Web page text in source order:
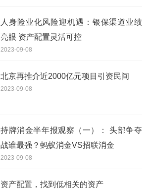
人身险业化风险迎机遇：银保渠道业绩
亮眼 资产配置灵活可控
2023-09-08
北京再推介近2000亿元项目引资民间
2023-09-08
持牌消金半年报观察（一）： 头部争夺
战谁最强？蚂蚁消金VS招联消金
2023-09-08
资产配置，找到低相关的资产